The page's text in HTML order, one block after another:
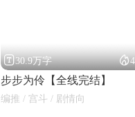
30.9万字 
步步为伶【全线完结】
编推 / 宫斗 / 剧情向